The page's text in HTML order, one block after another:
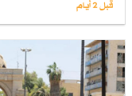
قبل 2 أيام